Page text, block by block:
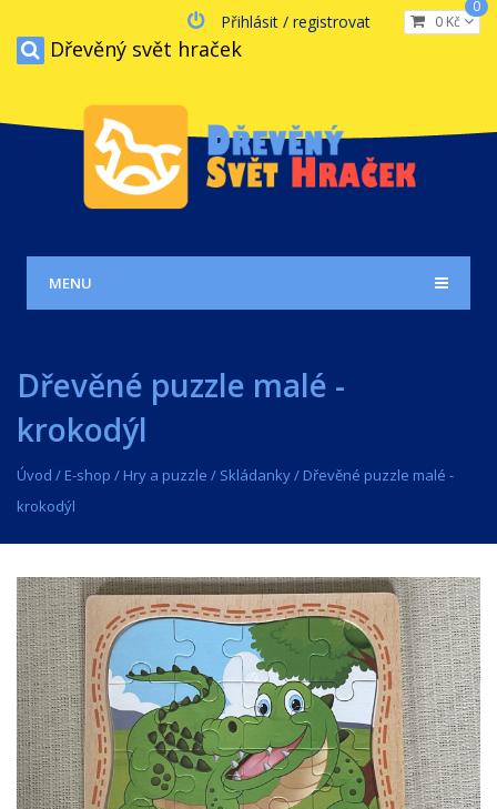
0 Kč
0
Přihlásit / registrovat
Dřevěný svět hraček
MENU
Dřevěné puzzle malé -
krokodýl
Úvod / E-shop / Hry a puzzle / Skládanky/ Dřevěné puzzle malé -
krokodýl